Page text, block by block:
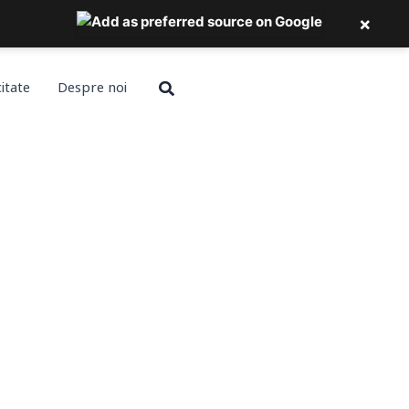
Despre noi Search
×